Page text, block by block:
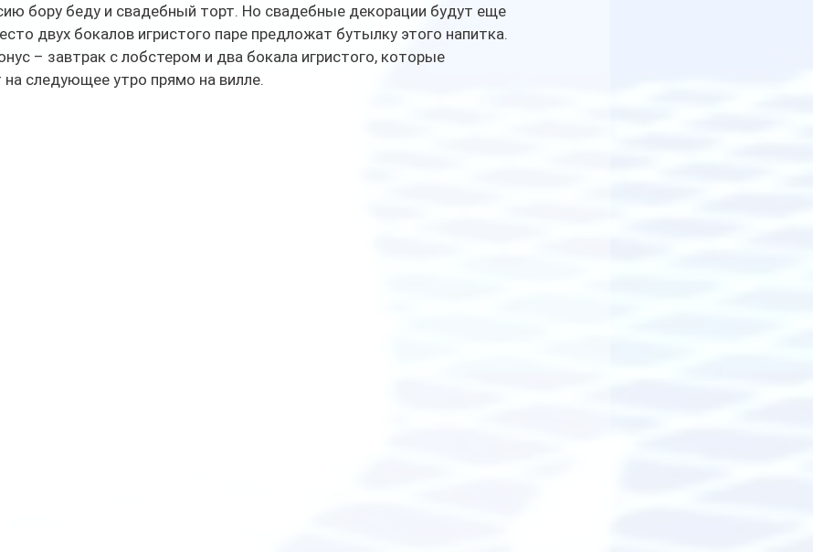
бору беду и свадебный торт. Но свадебные декорации будут еще
двух бокалов игристого паре предложат бутылку этого напитка.
– завтрак с лобстером и два бокала игристого, которые
следующее утро прямо на вилле.